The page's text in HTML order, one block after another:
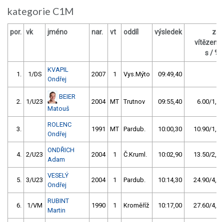
kategorie C1M
por. vk jméno nar. vt oddíl výsledek
za
vítězem
s / %
1. 1/DS
KVAPIL
Ondřej
2007 1 Vys.Mýto 09:49,40
2. 1/U23
BEIER
Matouš
2004 MT Trutnov 09:55,40 6.00/1,0
3.
ROLENC
Ondřej
1991 MT Pardub. 10:00,30 10.90/1,8
4. 2/U23
ONDŘICH
Adam
2004 1 Č.Kruml. 10:02,90 13.50/2,3
5. 3/U23
VESELÝ
Ondřej
2004 1 Pardub. 10:14,30 24.90/4,2
6. 1/VM
RUBINT
Martin
1990 1 Kroměříž 10:17,00 27.60/4,7